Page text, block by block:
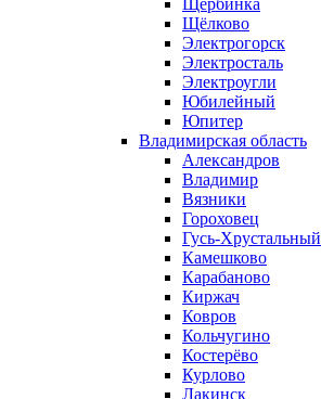
Щёлково
Электрогорск
Электросталь
Электроугли
Юбилейный
Юпитер
Владимирская область
Александров
Владимир
Вязники
Гороховец
Гусь-Хрустальный
Камешково
Карабаново
Киржач
Ковров
Кольчугино
Костерёво
Курлово
Лакинск